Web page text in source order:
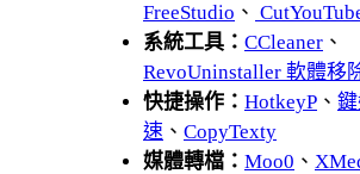
FreeStudio 、
系統工具： CCleaner 、
RevoUninstaller 軟體移
快捷操作： HotkeyP 、
速 、 CopyTexty
媒體轉檔： Moo0 、